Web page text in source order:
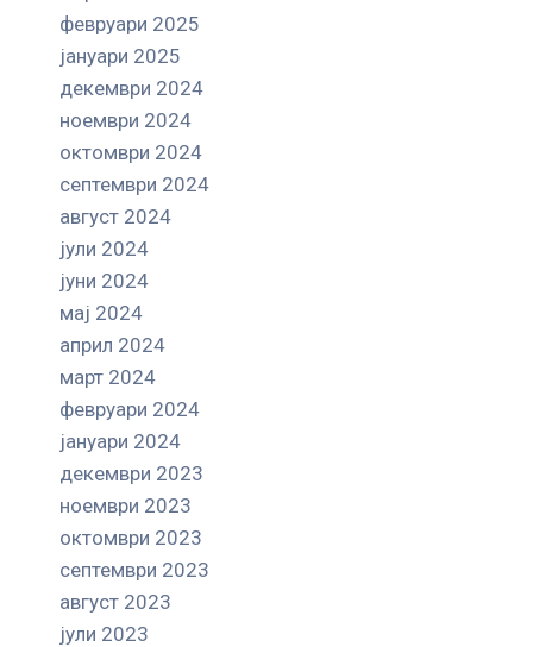
февруари 2025
јануари 2025
декември 2024
ноември 2024
октомври 2024
септември 2024
август 2024
јули 2024
јуни 2024
мај 2024
април 2024
март 2024
февруари 2024
јануари 2024
декември 2023
ноември 2023
октомври 2023
септември 2023
август 2023
јули 2023